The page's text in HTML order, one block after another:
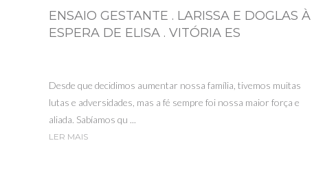
ENSAIO GESTANTE . LARISSA E DOGLAS À
ESPERA DE ELISA . VITÓRIA ES
Desde que decidimos aumentar nossa família, tivemos muitas
lutas e adversidades, mas a fé sempre foi nossa maior força e
aliada. Sabíamos qu ...
LER MAIS